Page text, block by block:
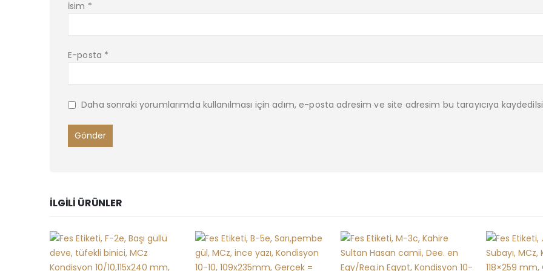
İsim *
E-posta *
Daha sonraki yorumlarımda kullanılması için adım, e-posta adresim ve site adresim bu tarayıcıya
İLGILI ÜRÜNLER